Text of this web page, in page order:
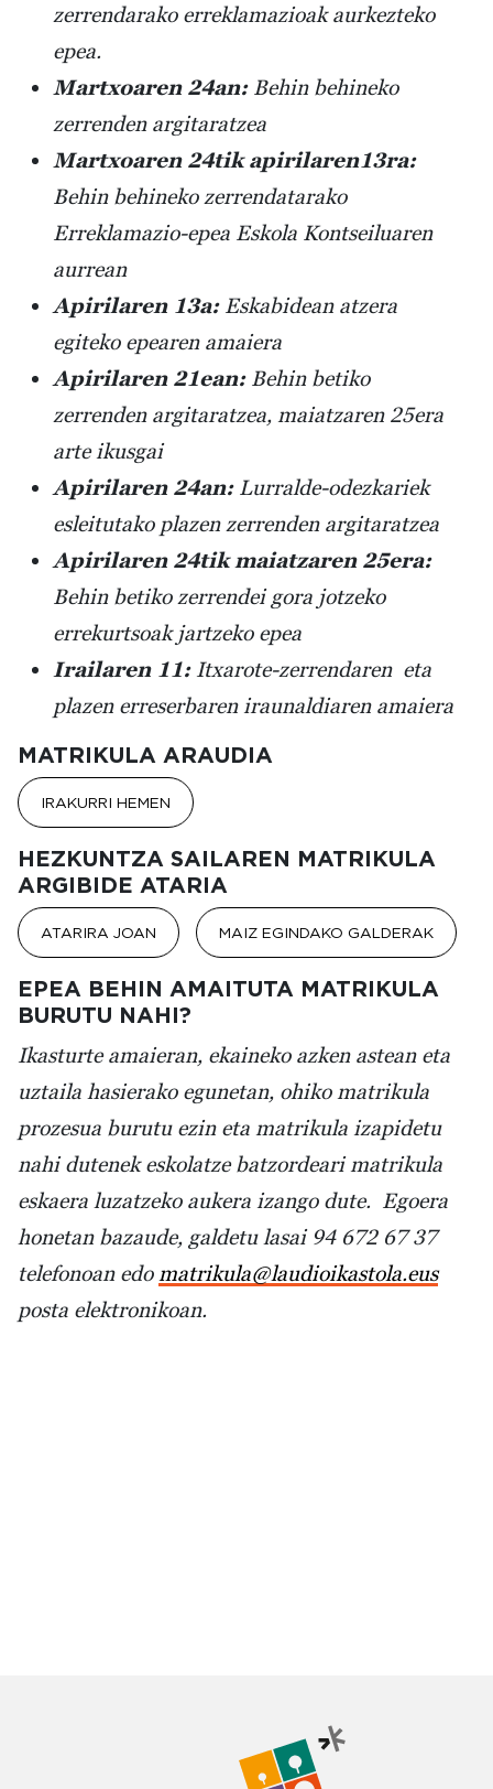
zerrendarako erreklamazioak aurkezteko
epea.
Martxoaren 24an:Behin behineko
zerrenden argitaratzea
Martxoaren 24tik apirilaren13ra:
Behin behineko zerrendatarako
Erreklamazio-epea Eskola Kontseiluaren
aurrean
Apirilaren 13a:Eskabidean atzera
egiteko epearen amaiera
Apirilaren 21ean:Behin betiko
zerrenden argitaratzea, maiatzaren 25era
arte ikusgai
Apirilaren 24an: Lurralde-odezkariek
esleitutako plazen zerrenden argitaratzea
Apirilaren 24tik maiatzaren 25era:
Behin betiko zerrendei gora jotzeko
errekurtsoak jartzeko epea
Irailaren 11:Itxarote-zerrendaren eta
plazen erreserbaren iraunaldiaren amaiera
MATRIKULA ARAUDIA
IRAKURRI HEMEN
HEZKUNTZA SAILAREN MATRIKULA
ARGIBIDE ATARIA
ATARIRA JOAN MAIZ EGINDAKO GALDERAK
EPEA BEHIN AMAITUTA MATRIKULA
BURUTU NAHI?
Ikasturte amaieran, ekaineko azken astean eta
uztaila hasierako egunetan, ohiko matrikula
prozesua burutu ezin eta matrikula izapidetu
nahi dutenek eskolatze batzordeari matrikula
eskaera luzatzeko aukera izango dute. Egoera
honetan bazaude, galdetu lasai 94 672 67 37
telefonoan edomatrikula@laudioikastola.eus
posta elektronikoan.